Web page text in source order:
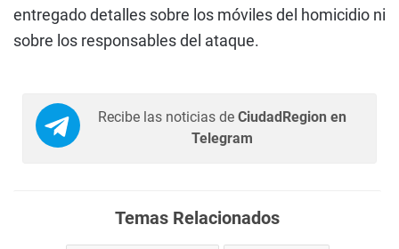
entregado detalles sobre los móviles del homicidio ni
sobre los responsables del ataque.
Recibe las noticias de CiudadRegion en
Telegram
Temas Relacionados